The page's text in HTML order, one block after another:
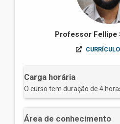
Professor Fellipe
Carga horária
O curso tem duração de 4
Área de conhecimento